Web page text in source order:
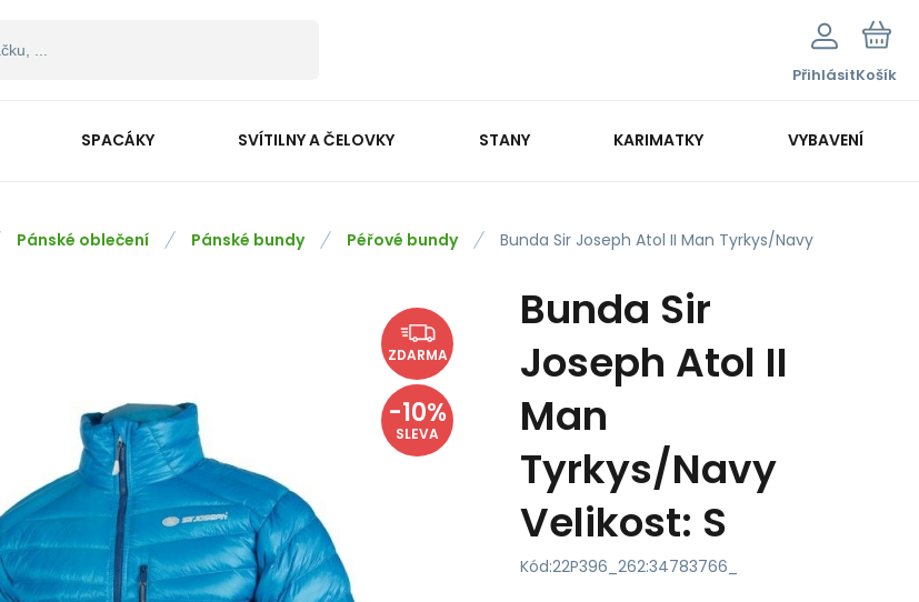
PřihlásitKošík
SPACÁKY SVÍTILNY A ČELOVKY STANY KARIMATKY VYBAVENÍ
Pánské oblečení Pánské bundy Péřové bundy Bunda Sir Joseph Atol II Man Tyrkys/Navy
ZDARMA
-10%
SLEVA
Bunda Sir
Joseph Atol II
Man
Tyrkys/Navy
Velikost: S
Kód:22P396_262:34783766_